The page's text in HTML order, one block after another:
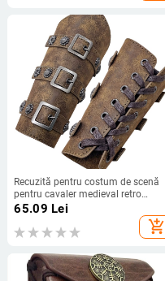
Recuzită pentru costum de scenă
pentru cavaler medieval retro
european, de vânzare cu
transfrontalieră
65.09 Lei
add_shopping_cart